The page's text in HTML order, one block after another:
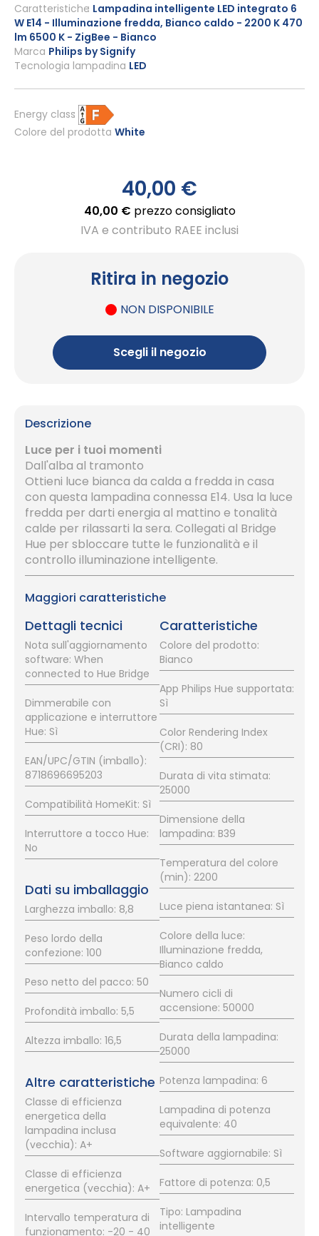
all'inizio
della
galleria
di
immagini
40,00 €
40,00 € prezzo consigliato
IVA e contributo RAEE inclusi
Ritira in negozio
NON DISPONIBILE
Scegli il negozio
Marca Philips by Signify
Caratteristiche Lampadina intelligente LED integrato 6
W E14 - Illuminazione fredda, Bianco caldo - 2200 K 470
lm 6500 K - ZigBee - Bianco
Colore del prodotto White
Energy class
Tecnologia lampadina LED
Descrizione
Luce per i tuoi momenti
Dall'alba al tramonto
Ottieni luce bianca da calda a fredda in casa
con questa lampadina connessa E14. Usa la luce
fredda per darti energia al mattino e tonalità
calde per rilassarti la sera. Collegati al Bridge
Hue per sbloccare tutte le funzionalità e il
controllo illuminazione intelligente.
Maggiori caratteristiche
Dettagli tecnici
Nota sull'aggiornamento
software: When
connected to Hue Bridge
Dimmerabile con
applicazione e interruttore
Hue: Sì
EAN/UPC/GTIN (imballo):
8718696695203
Compatibilità HomeKit: Sì
Interruttore a tocco Hue:
No
Dati su imballaggio
Larghezza imballo: 8,8
Peso lordo della
confezione: 100
Peso netto del pacco: 50
Profondità imballo: 5,5
Altezza imballo: 16,5
Altre caratteristiche
Classe di efficienza
energetica della
lampadina inclusa
(vecchia): A+
Classe di efficienza
energetica (vecchia): A+
Intervallo temperatura di
funzionamento: -20 - 40
Caratteristiche
Colore del prodotto:
Bianco
App Philips Hue supportata:
Sì
Color Rendering Index
(CRI): 80
Durata di vita stimata:
25000
Dimensione della
lampadina: B39
Temperatura del colore
(min): 2200
Luce piena istantanea: Sì
Colore della luce:
Illuminazione fredda,
Bianco caldo
Numero cicli di
accensione: 50000
Durata della lampadina:
25000
Potenza lampadina: 6
Lampadina di potenza
equivalente: 40
Software aggiornabile: Sì
Fattore di potenza: 0,5
Tipo: Lampadina
intelligente